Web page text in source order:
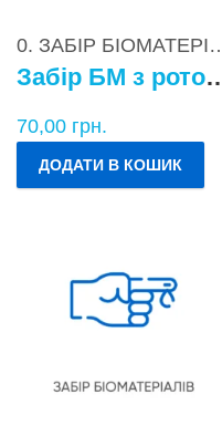
0. ЗАБІР
Забір БМ з
70,00 грн.
ДОДАТИ В КОШИК